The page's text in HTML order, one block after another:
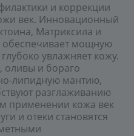
и коррекции
век. Инновационный
Матриксила и
обеспечивает мощную
увлажняет кожу.
оливы и бораго
липидную мантию,
разглаживанию
применении кожа век
и отеки становятся